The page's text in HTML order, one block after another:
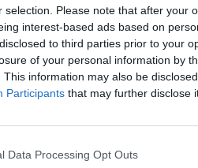
selection. Please note that after your
interest-based ads based on
to third parties prior to your
of your personal information by
This information may also be
Participants that may further disclose
Data Processing Opt Outs
a közmédia új szakmai
Nonprofit Zrt. televíziós
online területet pedig
valamint a jogi és
televíziós területért felelős